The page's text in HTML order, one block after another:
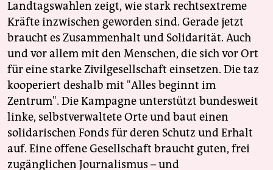
Landtagswahlen zeigt, wie stark rechtsextreme
Kräfte inzwischen geworden sind. Gerade jetzt
braucht es Zusammenhalt und Solidarität. Auch
und vor allem mit den Menschen, die sich vor Ort
für eine starke Zivilgesellschaft einsetzen. Die taz
kooperiert deshalb mit "Alles beginnt im
Zentrum". Die Kampagne unterstützt bundesweit
linke, selbstverwaltete Orte und baut einen
solidarischen Fonds für deren Schutz und Erhalt
auf. Eine offene Gesellschaft braucht guten, frei
zugänglichen Journalismus – und